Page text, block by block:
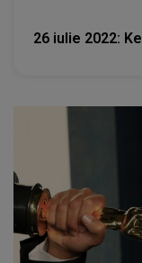
26 iulie 2022: